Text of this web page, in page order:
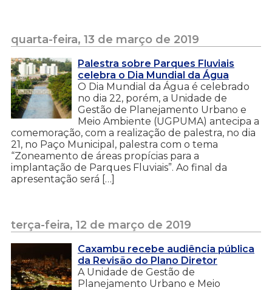
quarta-feira, 13 de março de 2019
Palestra sobre Parques Fluviais
celebra o Dia Mundial da Água
O Dia Mundial da Água é celebrado
no dia 22, porém, a Unidade de
Gestão de Planejamento Urbano e
Meio Ambiente (UGPUMA) antecipa a
comemoração, com a realização de palestra, no dia
21, no Paço Municipal, palestra com o tema
“Zoneamento de áreas propícias para a
implantação de Parques Fluviais”. Ao final da
apresentação será […]
terça-feira, 12 de março de 2019
Caxambu recebe audiência pública
da Revisão do Plano Diretor
A Unidade de Gestão de
Planejamento Urbano e Meio